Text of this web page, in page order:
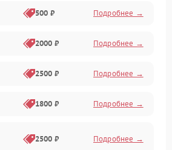
500 ₽ Подробнее →
2000 ₽ Подробнее →
2500 ₽ Подробнее →
1800 ₽ Подробнее →
2500 ₽ Подробнее →